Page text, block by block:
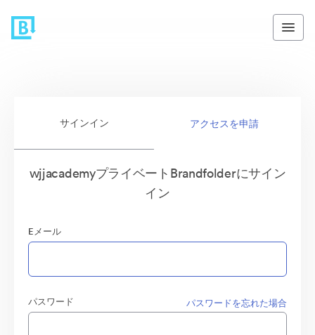
サインイン アクセスを申請
wjjacademyプライベートBrandfolderにサイン
イン
Eメール
パスワード パスワードを忘れた場合